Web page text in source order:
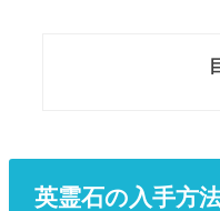
英霊石の入手方